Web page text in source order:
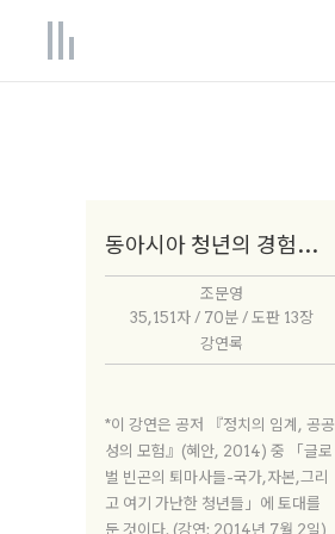
동아시아 청년의 경험과 빈곤
조문영
35,151자 / 70분 / 도판 13장
강연록
*이 강연은 공저 『정치의 임계, 공공
성의 모험』(혜안, 2014) 중 「글로
벌 빈곤의 퇴마사들-국가,자본,그리
고 여기 가난한 청년들」에 토대를
둔 것이다. (강연: 2014년 7월 2일)